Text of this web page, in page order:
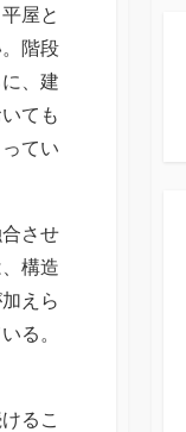
屋と
階段
、建
ても
てい
させ
構造
えら
る。
るこ